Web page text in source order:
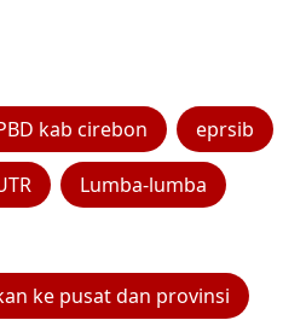
kab cirebon eprsib
Lumba-lumba
ke pusat dan provinsi